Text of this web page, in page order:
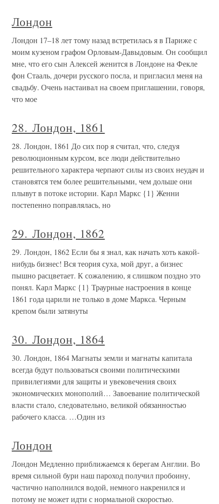
Лондон
Лондон 17–18 лет тому назад встретилась я в Париже с
моим кузеном графом Орловым-Давыдовым. Он сообщил
мне, что его сын Алексей женится в Лондоне на Фекле
фон Стааль, дочери русского посла, и пригласил меня на
свадьбу. Очень настаивал на своем приглашении, говоря,
что мое
28. Лондон, 1861
28. Лондон, 1861 До сих пор я считал, что, следуя
революционным курсом, все люди действительно
решительного характера черпают силы из своих неудач и
становятся тем более решительными, чем дольше они
плывут в потоке истории. Карл Маркс {1} Женни
постепенно поправлялась, но
29. Лондон, 1862
29. Лондон, 1862 Если бы я знал, как начать хоть какой-
нибудь бизнес! Вся теория суха, мой друг, а бизнес
пышно расцветает. К сожалению, я слишком поздно это
понял. Карл Маркс {1} Траурные настроения в конце
1861 года царили не только в доме Маркса. Черным
крепом были затянуты
30. Лондон, 1864
30. Лондон, 1864 Магнаты земли и магнаты капитала
всегда будут пользоваться своими политическими
привилегиями для защиты и увековечения своих
экономических монополий… Завоевание политической
власти стало, следовательно, великой обязанностью
рабочего класса. …Один из
Лондон
Лондон Медленно приближаемся к берегам Англии. Во
время сильной бури наш пароход получил пробоину,
частично наполнился водой, немного накренился и
потому не может идти с нормальной скоростью.